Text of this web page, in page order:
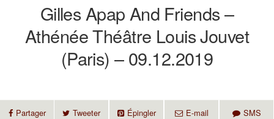
Gilles Apap And Friends –
Athénée Théâtre Louis Jouvet
(Paris) – 09.12.2019
Partager Tweeter Épingler E-mail SMS